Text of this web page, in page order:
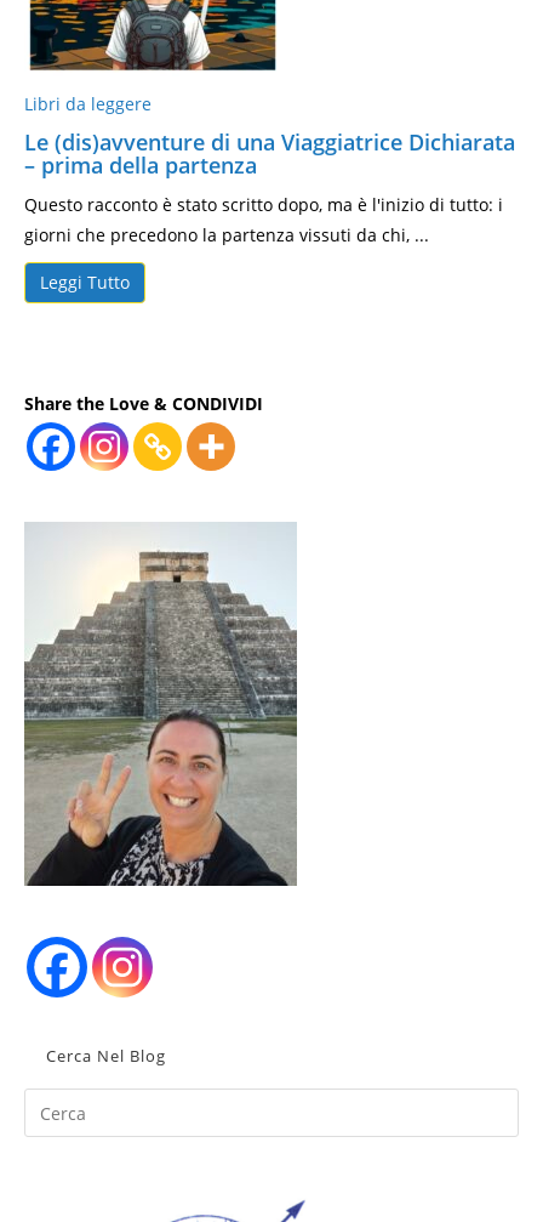
Libri da leggere
Le (dis)avventure di una Viaggiatrice Dichiarata
– prima della partenza
Questo racconto è stato scritto dopo, ma è l'inizio di tutto: i
giorni che precedono la partenza vissuti da chi, ...
Leggi Tutto
Share the Love & CONDIVIDI
Cerca Nel Blog